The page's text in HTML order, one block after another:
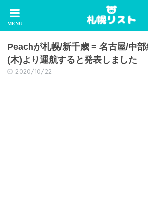
Peachが札幌/新千歳 = 名古屋/中部
(木)より運航すると発表しました
2020/10/22